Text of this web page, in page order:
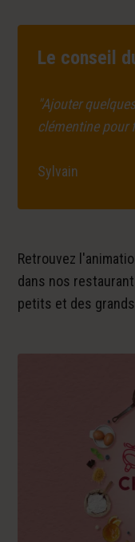
Le conseil
"Ajouter
clémentine pour
Sylvain
Retrouvez
dans nos
petits et des